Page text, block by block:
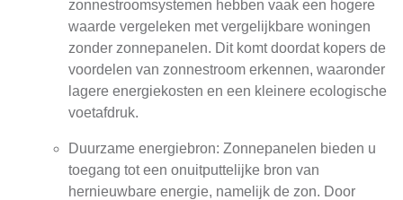
zonnestroomsystemen hebben vaak een hogere
waarde vergeleken met vergelijkbare woningen
zonder zonnepanelen. Dit komt doordat kopers de
voordelen van zonnestroom erkennen, waaronder
lagere energiekosten en een kleinere ecologische
voetafdruk.
Duurzame energiebron: Zonnepanelen bieden u
toegang tot een onuitputtelijke bron van
hernieuwbare energie, namelijk de zon. Door